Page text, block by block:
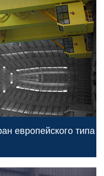
европейского типа